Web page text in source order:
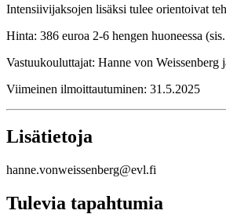
Intensiivijaksojen lisäksi tulee orientoivat
Hinta: 386 euroa 2-6 hengen huoneessa
Vastuukouluttajat: Hanne von Weissenberg
Viimeinen ilmoittautuminen: 31.5.2025
Lisätietoja
hanne.vonweissenberg@evl.fi
Tulevia tapahtumia